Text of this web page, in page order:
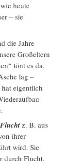
heute
– sie
die Jahre
Großeltern
tönt es da.
lag –
eigentlich
z. B. aus
ihrer
wird. Sie
durch Flucht.